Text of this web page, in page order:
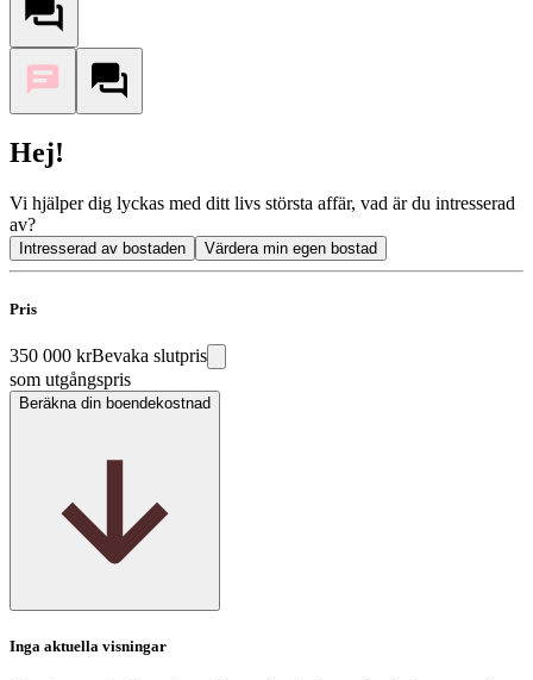
Hej!
Vi hjälper dig lyckas med ditt livs största affär, vad är du intresserad
av?
Intresserad av bostaden Värdera min egen bostad
Pris
350 000 krBevaka slutpris
som utgångspris
Beräkna din boendekostnad
Inga aktuella visningar